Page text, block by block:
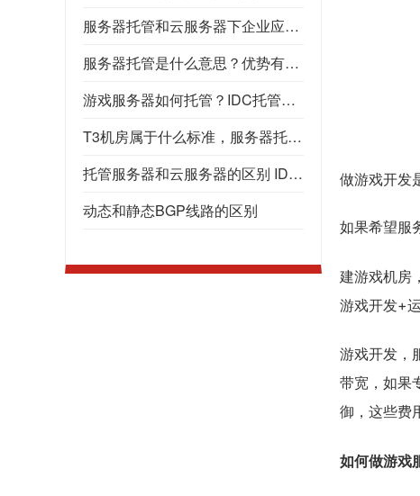
服务器托管和云服务器下企业应如何抉择？托管服务器又应该在什么情况下选择呢？机柜租用，高电机房，GPU服务器托管，数据中心
服务器托管是什么意思？优势有什么？为什么选择服务器托管？
游戏服务器如何托管？IDC托管，高电机房，数据中心
T3机房属于什么标准，服务器托管应该选择什么样的机房，T3机房能提供什么服务
托管服务器和云服务器的区别 IDC机房 深圳服务器托管
动态和静态BGP线路的区别
做游戏开发
如果希望服
建游戏机房
游戏开发+
游戏开发，
带宽，如果
御，这些费
如何做游戏